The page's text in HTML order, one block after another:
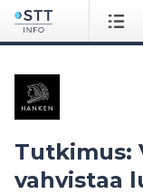
Tutkimus:
vahvistaa